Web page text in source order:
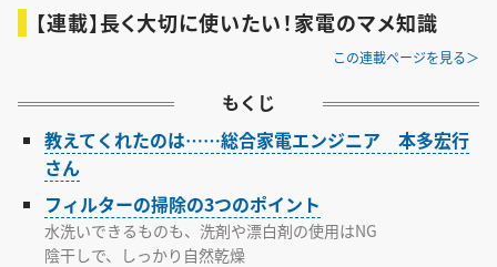
【連載】長く大切に使いたい！家電のマメ知識
この連載ページを見る
もくじ
教えてくれたのは……総合家電エンジニア 本多宏行
さん
フィルターの掃除の3つのポイント
水洗いできるものも、洗剤や漂白剤の使用はNG
陰干しで、しっかり自然乾燥